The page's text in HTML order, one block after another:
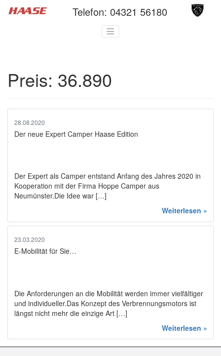
Telefon: 04321 56180
Preis: 36.890
28.08.2020
Der neue Expert Camper Haase Edition
Der Expert als Camper entstand Anfang des Jahres 2020 in
Kooperation mit der Firma Hoppe Camper aus
Neumünster.Die Idee war […]
Weiterlesen »
23.03.2020
E-Mobilität für Sie…
Die Anforderungen an die Mobilität werden immer vielfältiger
und individueller.Das Konzept des Verbrennungsmotors ist
längst nicht mehr die einzige Art […]
Weiterlesen »